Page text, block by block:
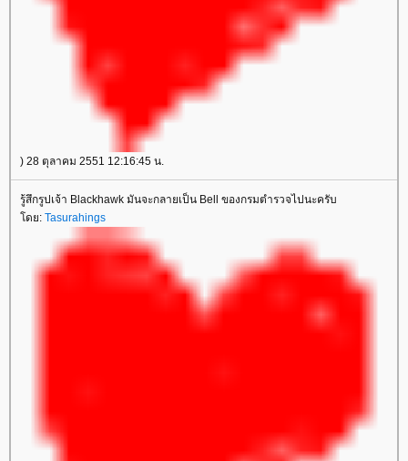
) 28 ตุลาคม 2551 12:16:45 น.
รู้สึกรูปเจ้า Blackhawk มันจะกลายเป็น Bell ของกรมตำรวจไปนะครับ
ดย: Tasurahings